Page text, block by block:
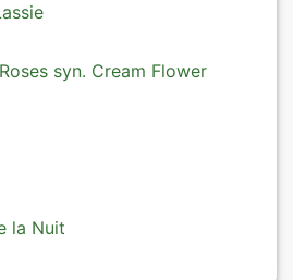
syn. Cream Flower
la Nuit